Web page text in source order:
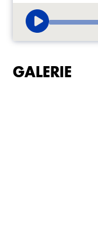
GALERIE